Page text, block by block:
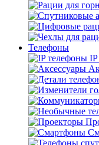
Телефоны